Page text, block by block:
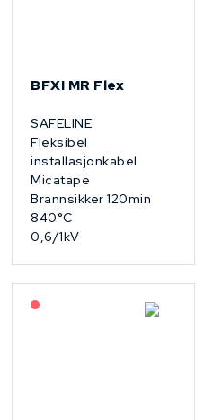
BFXI MR Flex
SAFELINE
Fleksibel
installasjonkabel
Micatape
Brannsikker 120min
840°C
0,6/1kV